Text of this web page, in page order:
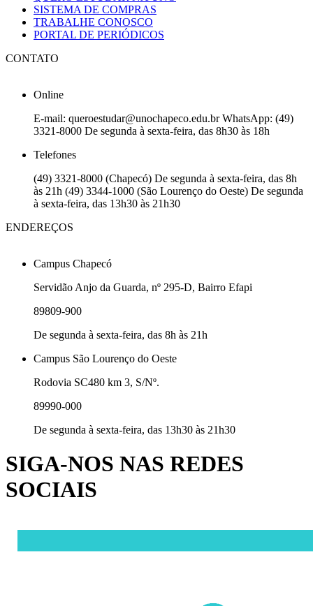
SISTEMA DE COMPRAS
TRABALHE CONOSCO
PORTAL DE PERIÓDICOS
CONTATO
Online
E-mail: queroestudar@unochapeco.edu.br WhatsApp: (49)
3321-8000 De segunda à sexta-feira, das 8h30 às 18h
Telefones
(49) 3321-8000 (Chapecó) De segunda à sexta-feira, das 8h
às 21h (49) 3344-1000 (São Lourenço do Oeste) De segunda
à sexta-feira, das 13h30 às 21h30
ENDEREÇOS
Campus Chapecó
Servidão Anjo da Guarda, nº 295-D, Bairro Efapi
89809-900
De segunda à sexta-feira, das 8h às 21h
Campus São Lourenço do Oeste
Rodovia SC480 km 3, S/Nº.
89990-000
De segunda à sexta-feira, das 13h30 às 21h30
SIGA-NOS NAS REDES
SOCIAIS